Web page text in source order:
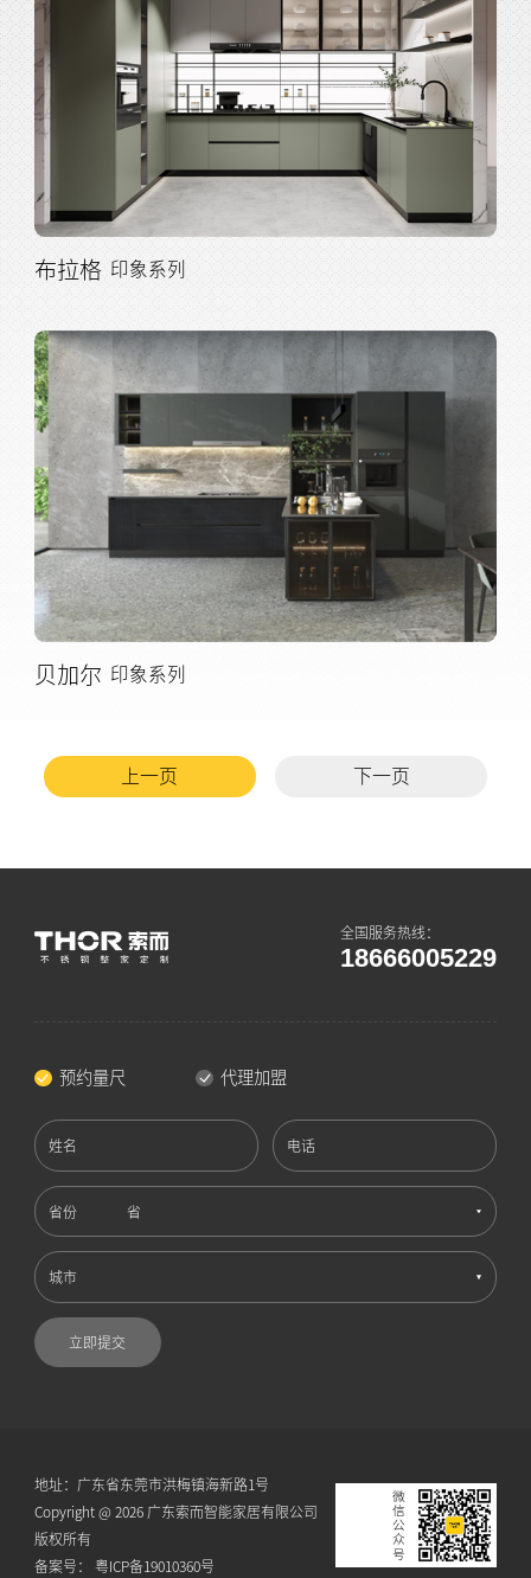
布拉格 印象系列
贝加尔 印象系列
上一页 下一页
全国服务热线：
18666005229
预约量尺 代理加盟
姓名 电话
省份
城市
立即提交
地址：广东省东莞市洪梅镇海新路1号
Copyright @ 2026 广东索而智能家居有限公司
版权所有
备案号： 粤ICP备19010360号
微信公众号